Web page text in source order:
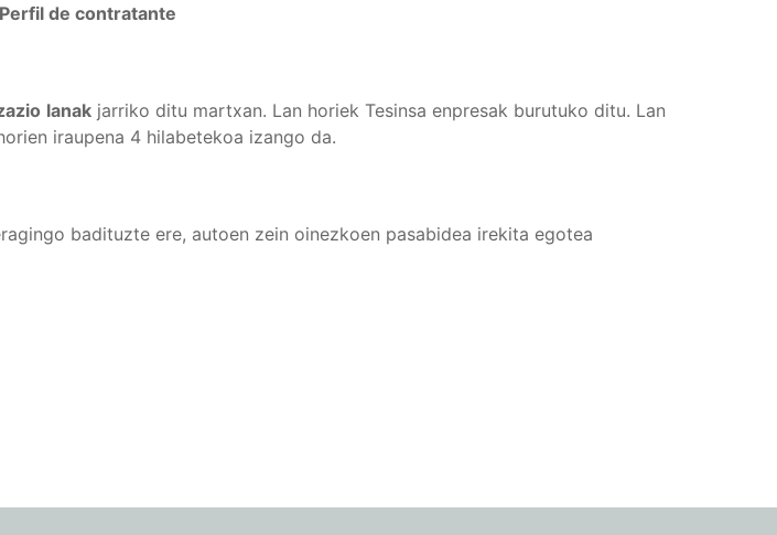
de contratante
lanak jarriko ditu martxan. Lan horiek Tesinsa enpresak burutuko ditu. Lan
iraupena 4 hilabetekoa izango da.
badituzte ere, autoen zein oinezkoen pasabidea irekita egotea